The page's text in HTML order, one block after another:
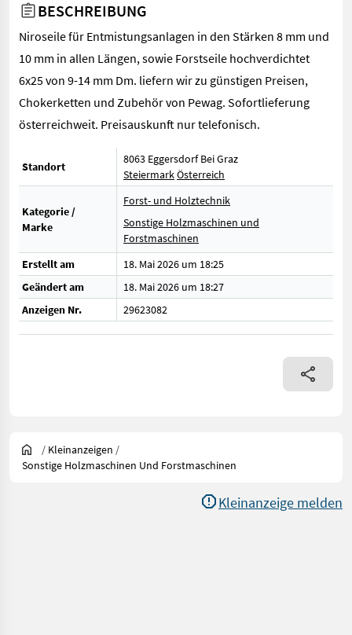
BESCHREIBUNG
Niroseile für Entmistungsanlagen in den Stärken 8 mm und
10 mm in allen Längen, sowie Forstseile hochverdichtet
6x25 von 9-14 mm Dm. liefern wir zu günstigen Preisen,
Chokerketten und Zubehör von Pewag. Sofortlieferung
österreichweit. Preisauskunft nur telefonisch.
Standort
8063 Eggersdorf Bei Graz
SteiermarkÖsterreich
Kategorie /
Marke
Forst- und Holztechnik
Sonstige Holzmaschinen und
Forstmaschinen
Erstellt am
18. Mai 2026 um 18:25
Geändert am
18. Mai 2026 um 18:27
Anzeigen Nr.
29623082
/ Kleinanzeigen /
Sonstige Holzmaschinen Und Forstmaschinen
Kleinanzeige melden